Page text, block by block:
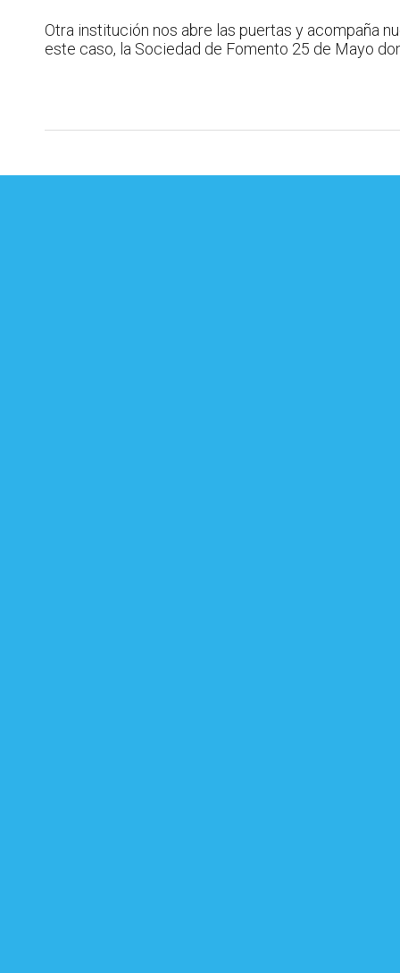
Otra institución nos abre las puertas y acompaña
este caso, la Sociedad de Fomento 25 de Mayo